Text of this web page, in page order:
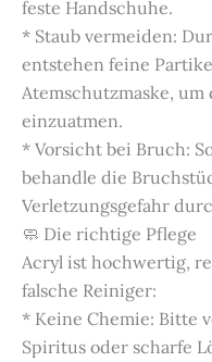
feste Handschuhe.
* Staub vermeiden:
entstehen feine
Atemschutzmaske,
einzuatmen.
* Vorsicht bei Bruch:
behandle die
Verletzungsgefahr
🧼 Die richtige Pflege
Acryl ist hochwertig,
falsche Reiniger:
* Keine Chemie: Bitte
Spiritus oder scharfe